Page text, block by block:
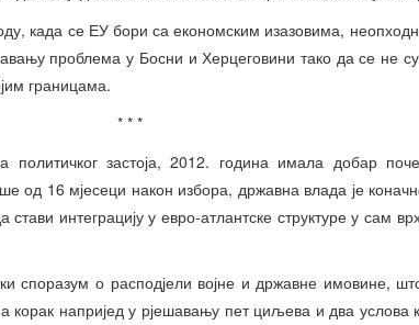
када се ЕУ бори са економским изазовима,
проблема у Босни и Херцеговини тако да се не
границама.
* * *
политичког застоја, 2012. година имала добар
од 16 мјесеци након избора, државна влада је
интеграцију у евро-атлантске структуре у сам
споразум о расподјели војне и државне имовине,
напријед у рјешавању пет циљева и два услова